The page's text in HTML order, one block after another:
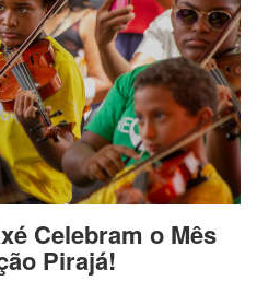
Celebram o Mês
Pirajá!